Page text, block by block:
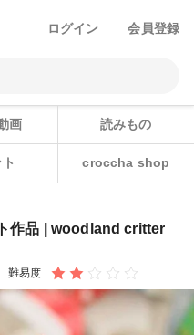
ログイン 会員登録
画 読みもの
croccha shop
作品 | woodland critter
難易度